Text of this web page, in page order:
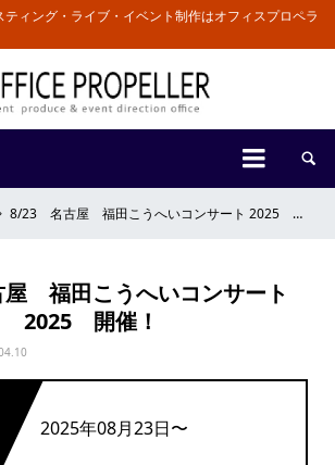
ィング・ライブ・イベント制作はオフィスプロペラ
 
8/23 名古屋 福田こうへいコンサート 2025 開催！
福田こうへいコンサート
2025 開催！
2025年08月23日〜